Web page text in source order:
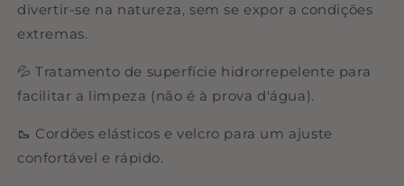
divertir-se na natureza, sem se expor a condições
extremas.
💦 Tratamento de superfície hidrorrepelente para
facilitar a limpeza (não é à prova d'água).
🥾 Cordões elásticos e velcro para um ajuste
confortável e rápido.